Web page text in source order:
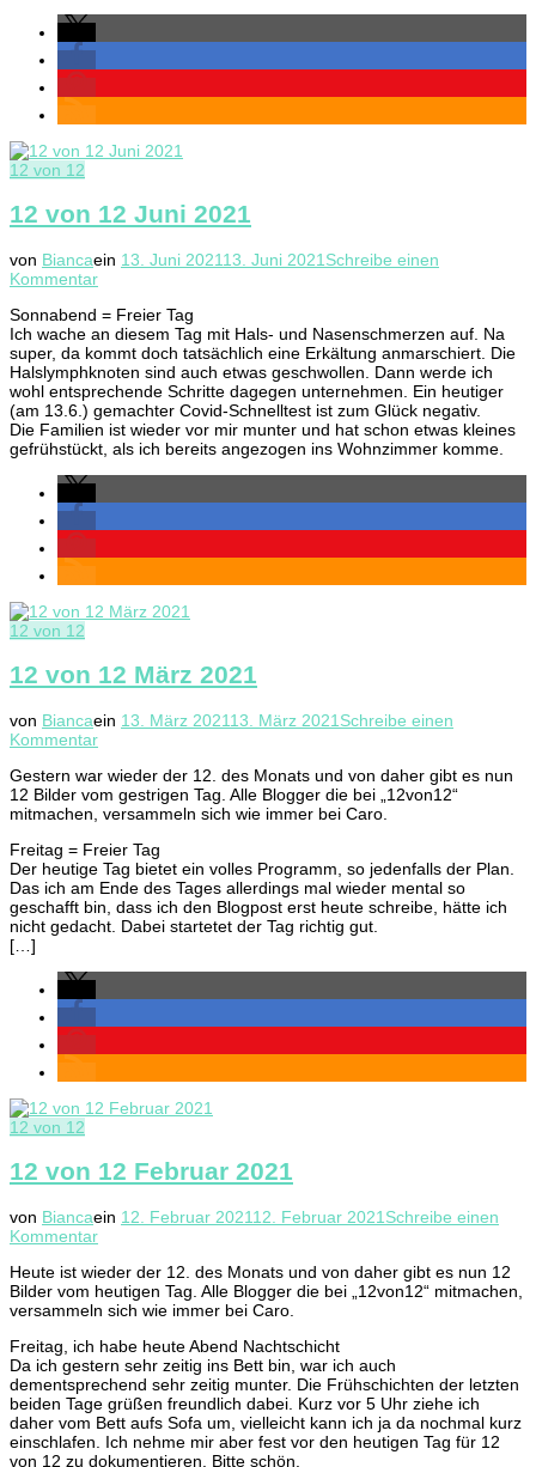
12 von 12
12 von 12 Juni 2021
von Biancaein 13. Juni 202113. Juni 2021 Schreibe einen
Kommentarzu
von
12
Juni
2021
Sonnabend = Freier Tag
Ich wache an diesem Tag mit Hals- und Nasenschmerzen auf. Na
super, da kommt doch tatsächlich eine Erkältung anmarschiert. Die
Halslymphknoten sind auch etwas geschwollen. Dann werde ich
wohl entsprechende Schritte dagegen unternehmen. Ein heutiger
(am 13.6.) gemachter Covid-Schnelltest ist zum Glück negativ.
Die Familien ist wieder vor mir munter und hat schon etwas kleines
gefrühstückt, als ich bereits angezogen ins Wohnzimmer komme.
12 von 12
12 von 12 März 2021
von Biancaein 13. März 202113. März 2021 Schreibe einen
Kommentarzu
von
12
März
Gestern war wieder der 12. des Monats und von daher gibt es nun
12 Bilder vom gestrigen Tag. Alle Blogger die bei „12von12“
mitmachen, versammeln sich wie immer bei Caro.
Freitag = Freier Tag
Der heutige Tag bietet ein volles Programm, so jedenfalls der Plan.
Das ich am Ende des Tages allerdings mal wieder mental so
geschafft bin, dass ich den Blogpost erst heute schreibe, hätte ich
nicht gedacht. Dabei startetet der Tag richtig gut.
[…]
12 von 12
12 von 12 Februar 2021
von Biancaein 12. Februar 202112. Februar 2021 Schreibe einen
Kommentarzu
von
12
Februar
Heute ist wieder der 12. des Monats und von daher gibt es nun 12
Bilder vom heutigen Tag. Alle Blogger die bei „12von12“ mitmachen,
versammeln sich wie immer bei Caro.
Freitag, ich habe heute Abend Nachtschicht
Da ich gestern sehr zeitig ins Bett bin, war ich auch
dementsprechend sehr zeitig munter. Die Frühschichten der letzten
beiden Tage grüßen freundlich dabei. Kurz vor 5 Uhr ziehe ich
daher vom Bett aufs Sofa um, vielleicht kann ich ja da nochmal kurz
einschlafen. Ich nehme mir aber fest vor den heutigen Tag für 12
von 12 zu dokumentieren. Bitte schön.